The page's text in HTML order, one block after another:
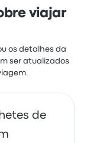
viajar
os detalhes da
ser atualizados
de